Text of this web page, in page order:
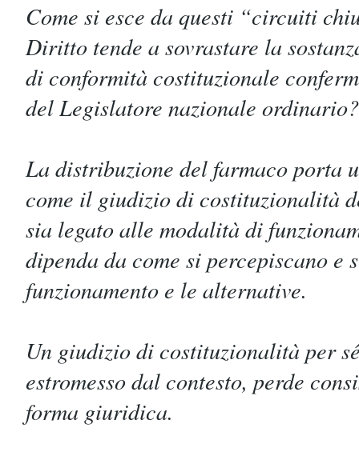
Come si esce da questi “circuiti
Diritto tende a sovrastare la
di conformità costituzionale
del Legislatore nazionale ordinario?
La distribuzione del farmaco porta
come il giudizio di costituzionalità
sia legato alle modalità di
dipenda da come si percepiscano
funzionamento e le alternative.
Un giudizio di costituzionalità per
estromesso dal contesto, perde
forma giuridica.